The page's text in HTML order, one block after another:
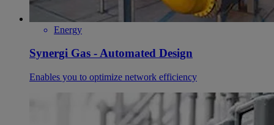
Energy
Synergi Gas - Automated Design
Enables you to optimize network efficiency